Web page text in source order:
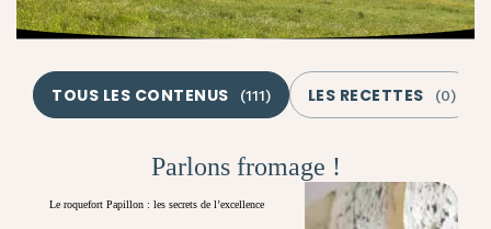
TOUS LES CONTENUS (111) LES RECETTES (0)
Parlons fromage !
Le roquefort Papillon : les secrets de l’excellence